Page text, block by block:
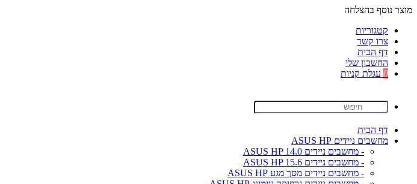
מוצר נוסף בהצלחה
קטגוריות
צרו קשר
דף הבית
החשבון שלי
0 עגלת קניות
דף הבית
מחשבים ניידים ASUS HP
- מחשבים ניידים ASUS HP 14.0
- מחשבים ניידים ASUS HP 15.6
- מחשבים ניידים מסך מגע ASUS HP